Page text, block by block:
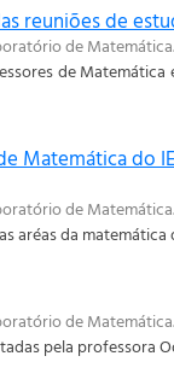
reuniões de
de Matemática.
de Matemática
Matemática do
de Matemática.
aréas da matemática
de Matemática.
pela professora